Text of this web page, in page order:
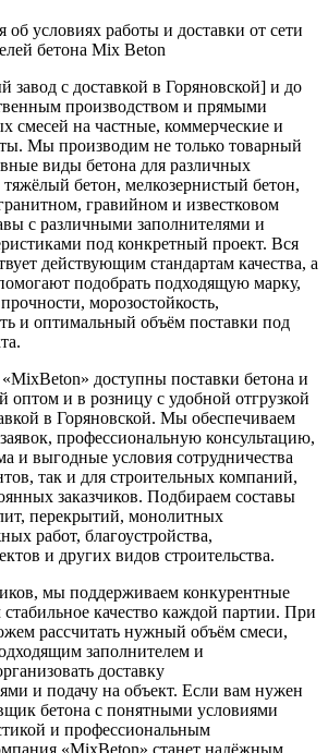
условиях работы и доставки от сети
бетона Mix Beton
завод с доставкой в Горяновской] и до
производством и прямыми
смесей на частные, коммерческие и
Мы производим не только товарный
виды бетона для различных
тяжёлый бетон, мелкозернистый бетон,
гравийном и известковом
с различными заполнителями и
под конкретный проект. Вся
действующим стандартам качества, а
подобрать подходящую марку,
морозостойкость,
и оптимальный объём поставки под
доступны поставки бетона и
оптом и в розницу с удобной отгрузкой
в Горяновской. Мы обеспечиваем
профессиональную консультацию,
и выгодные условия сотрудничества
так и для строительных компаний,
заказчиков. Подбираем составы
перекрытий, монолитных
работ, благоустройства,
и других видов строительства.
мы поддерживаем конкурентные
качество каждой партии. При
рассчитать нужный объём смеси,
заполнителем и
доставку
и подачу на объект. Если вам нужен
бетона с понятными условиями
и профессиональным